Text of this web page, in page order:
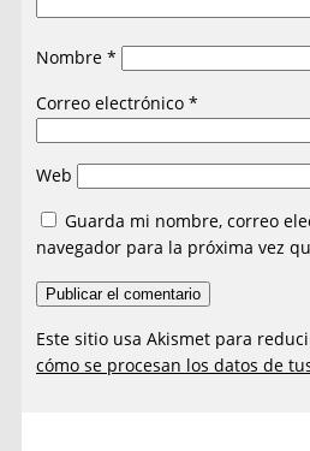
Nombre*
Correo electrónico*
Web
Guarda mi nombre, correo
navegador para la próxima vez
Este sitio usa Akismet para
cómo se procesan los datos de